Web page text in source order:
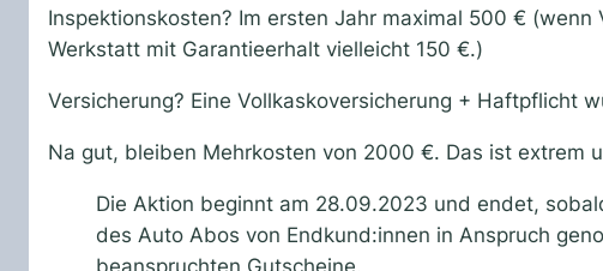
Inspektionskosten? Im ersten Jahr maximal 500 €
Werkstatt mit Garantieerhalt vielleicht 150 €.)
Versicherung? Eine Vollkaskoversicherung + Haftpflicht
Na gut, bleiben Mehrkosten von 2000 €. Das ist extrem
Die Aktion beginnt am 28.09.2023 und endet,
des Auto Abos von Endkund:innen in Anspruch
beanspruchten Gutscheine.